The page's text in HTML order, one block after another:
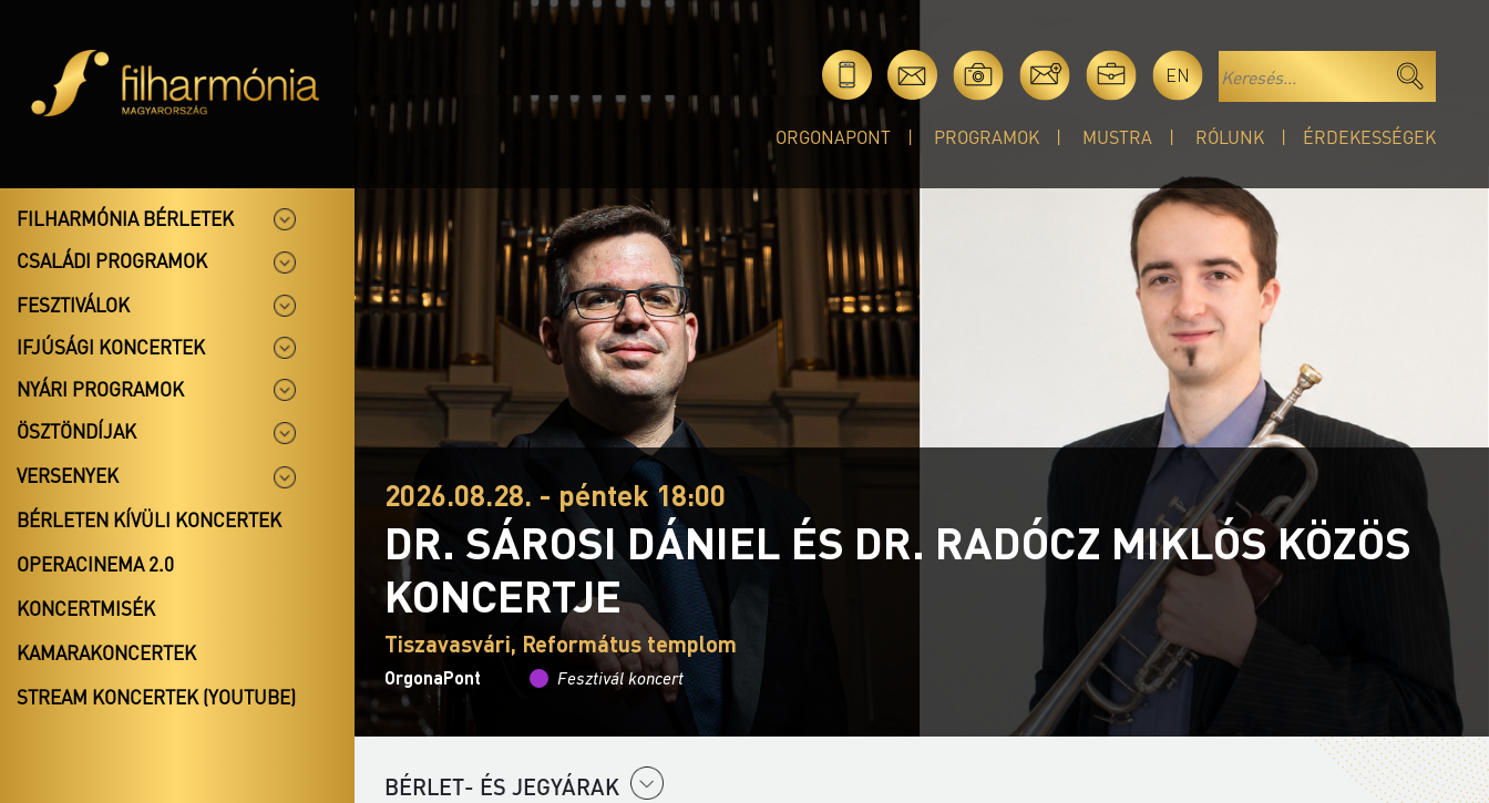
EN
ORGONAPONT PROGRAMOK MUSTRA RÓLUNK ÉRDEKESSÉGEK
FILHARMÓNIA BÉRLETEK
CSALÁDI PROGRAMOK
FESZTIVÁLOK
IFJÚSÁGI KONCERTEK
NYÁRI PROGRAMOK
ÖSZTÖNDÍJAK
VERSENYEK
BÉRLETEN KÍVÜLI KONCERTEK
OPERACINEMA 2.0
KONCERTMISÉK
KAMARAKONCERTEK
STREAM KONCERTEK (YOUTUBE)
2026.08.28. - péntek 18:00
DR. SÁROSI DÁNIEL ÉS DR. RADÓCZ MIKLÓS KÖZÖS
KONCERTJE
Tiszavasvári, Református templom
OrgonaPont Fesztivál koncert
BÉRLET- ÉS JEGYÁRAK